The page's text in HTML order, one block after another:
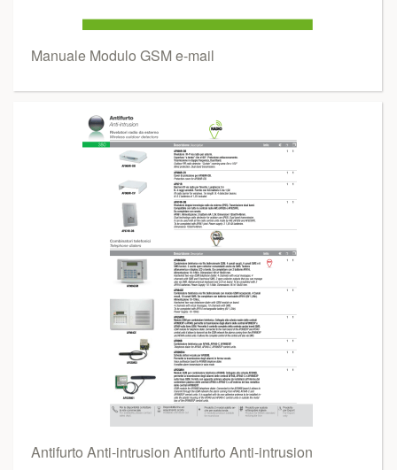
Manuale Modulo GSM e-mail
Antifurto Anti-intrusion Antifurto Anti-intrusion